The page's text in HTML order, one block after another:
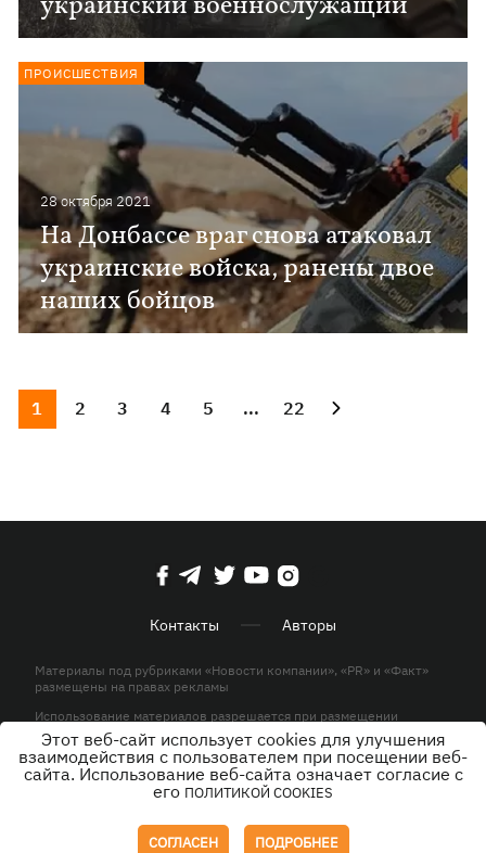
28 октября 2021
На Донбассе враг снова атаковал
украинские войска, ранены двое
наших бойцов
ПРОИСШЕСТВИЯ
1 2 3 4 5 ... 22
Контакты Авторы
Материалы под рубриками «Новости компании», «PR» и «Факт»
размещены на правах рекламы
Использование материалов разрешается при размещении
активной гиперссылки на KP.UA в первом абзаце.
© ООО «ЮЛАВ МЕДИА»,2026. Все права защищены.
Этот веб-сайт использует cookies для улучшения
взаимодействия с пользователем при посещении веб-
сайта. Использование веб-сайта означает согласие с
его ПОЛИТИКОЙ COOKIES
СОГЛАСЕН ПОДРОБНЕЕ